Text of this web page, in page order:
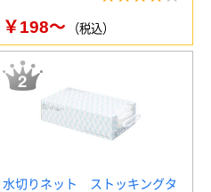
￥198～ （税込）
水切りネット ストッキングタ